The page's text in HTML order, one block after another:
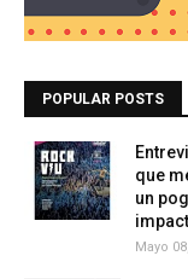
POPULAR POSTS
que
un
Mayo